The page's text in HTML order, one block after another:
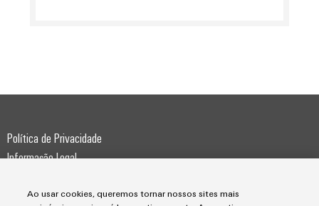
Política de Privacidade
Informação Legal
Weidmüller Conexel do Brasil
Ao usar cookies, queremos tornar nossos sites mais